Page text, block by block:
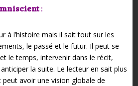
:
à l’histoire mais il sait tout sur les
le passé et le futur. Il peut se
le temps, intervenir dans le récit,
la suite. Le lecteur en sait plus
avoir une vision globale de